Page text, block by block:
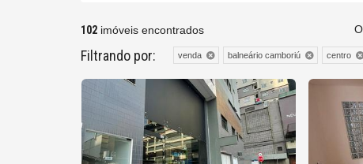
102 imóveis encontrados
Filtrando por: venda balneário camboriú centro